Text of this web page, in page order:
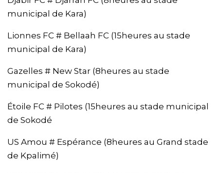
municipal de Kara)
Lionnes FC # Bellaah FC (15heures au stade
municipal de Kara)
Gazelles # New Star (8heures au stade
municipal de Sokodé)
Étoile FC # Pilotes (15heures au stade municipal
de Sokodé
US Amou # Espérance (8heures au Grand stade
de Kpalimé)